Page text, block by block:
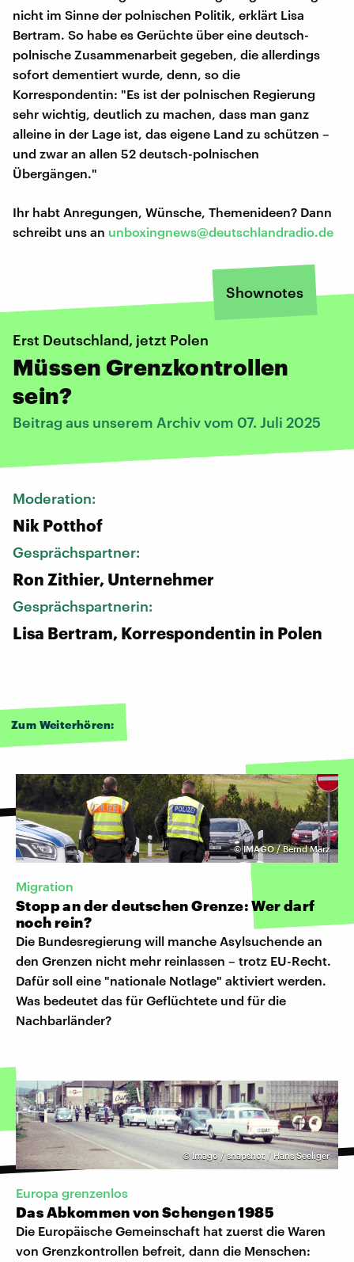
nicht im Sinne der polnischen Politik, erklärt Lisa
Bertram. So habe es Gerüchte über eine deutsch-
polnische Zusammenarbeit gegeben, die allerdings
sofort dementiert wurde, denn, so die
Korrespondentin: "Es ist der polnischen Regierung
sehr wichtig, deutlich zu machen, dass man ganz
alleine in der Lage ist, das eigene Land zu schützen –
und zwar an allen 52 deutsch-polnischen
Übergängen."
Ihr habt Anregungen, Wünsche, Themenideen? Dann
schreibt uns an unboxingnews@deutschlandradio.de
Shownotes
Erst Deutschland, jetzt Polen
Müssen Grenzkontrollen
sein?
Beitrag aus unserem Archiv vom 07. Juli 2025
Moderation:
Nik Potthof
Gesprächspartner:
Ron Zithier, Unternehmer
Gesprächspartnerin:
Lisa Bertram, Korrespondentin in Polen
Zum Weiterhören:
©IMAGO / Bernd März
Migration
Stopp an der deutschen Grenze: Wer darf
noch rein?
Die Bundesregierung will manche Asylsuchende an
den Grenzen nicht mehr reinlassen – trotz EU-Recht.
Dafür soll eine "nationale Notlage" aktiviert werden.
Was bedeutet das für Geflüchtete und für die
Nachbarländer?
© Imago / snapshot / Hans Seeliger
Europa grenzenlos
Das Abkommen von Schengen 1985
Die Europäische Gemeinschaft hat zuerst die Waren
von Grenzkontrollen befreit, dann die Menschen: